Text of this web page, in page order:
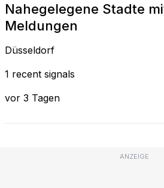
Nahegelegene Stadte
Meldungen
Düsseldorf
1 recent signals
vor 3 Tagen
ANZEIGE